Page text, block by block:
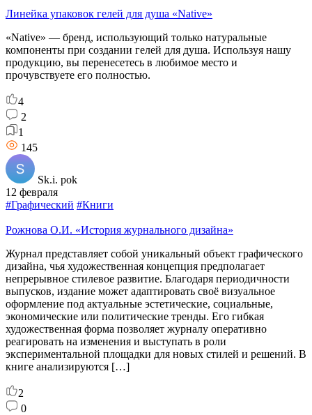
Линейка упаковок гелей для душа «Native»
«Native» — бренд, использующий только натуральные
компоненты при создании гелей для душа. Используя нашу
продукцию, вы перенесетесь в любимое место и
прочувствуете его полностью.
4
2
1
145
Sk.i. pok
12 февраля
#Графический #Книги
Рожнова О.И. «История журнального дизайна»
Журнал представляет собой уникальный объект графического
дизайна, чья художественная концепция предполагает
непрерывное стилевое развитие. Благодаря периодичности
выпусков, издание может адаптировать своё визуальное
оформление под актуальные эстетические, социальные,
экономические или политические тренды. Его гибкая
художественная форма позволяет журналу оперативно
реагировать на изменения и выступать в роли
экспериментальной площадки для новых стилей и решений. В
книге анализируются […]
2
0